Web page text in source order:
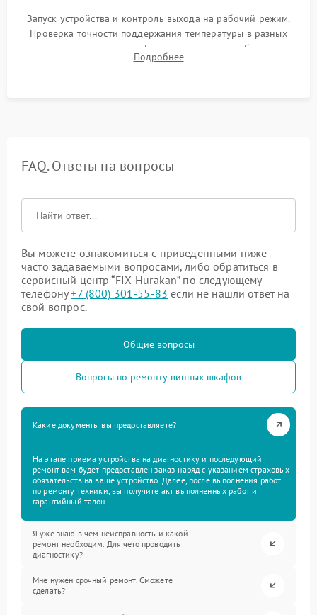
Запуск устройства и контроль выхода на рабочий режим.
Проверка точности поддержания температуры в разных
климатических зонах шкафа, оценка уровня стабильности
влажности и полного отсутствия вибраций корпуса.
Подробнее
FAQ. Ответы на вопросы
Вы можете ознакомиться с приведенными ниже
часто задаваемыми вопросами, либо обратиться в
сервисный центр “FIX-Hurakan” по следующему
телефону+7 (800) 301-55-83 если не нашли ответ на
свой вопрос.
Общие вопросы
Вопросы по ремонту винных шкафов
Какие документы вы предоставляете?
На этапе приема устройства на диагностику и последующий
ремонт вам будет предоставлен заказ-наряд с указанием страховых
обязательств на ваше устройство. Далее, после выполнения работ
по ремонту техники, вы получите акт выполненных работ и
гарантийный талон.
Я уже знаю в чем неисправность и какой
ремонт необходим. Для чего проводить
диагностику?
Мне нужен срочный ремонт. Сможете
сделать?